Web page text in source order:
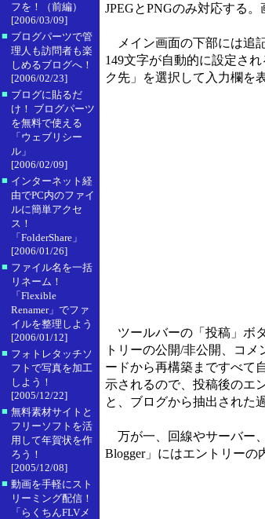
フを！（前編）
[2006/03/09]
■ ブログパーツで管
理人も訪問者も楽
しめるブログへ！
[2006/02/23]
■ ブログに貼るだ
け！ ブログパーツ
を無料で使える
「ウェブリシー
ル」
[2006/02/09]
■ インターネット経
由でPC内のファイ
ルに簡単アクセ
ス！
「FolderShare」
[2006/01/26]
■ ファイル名を一括
リネーム！
「Flexible
Renamer」でファ
イルを整理しよう
[2006/01/12]
■ フォトレタッチソ
フトで写真を加工
しよう！
[2005/12/22]
■ 無料素材サイトと
フリーソフトを活
用して年賀状を作
ろう！
[2005/12/08]
■ 動画を手軽にスト
リーミング配信！
「らくちんFLVメ
JPEGとPNGのみ対応する
メイン画面の下部には追
149文字が自動的に設定さ
ク先」を選択して入力欄を
ツールバーの「投稿」ボ
トリーの公開/非公開、コ
ードから再構築まですべて
示されるので、投稿後のエ
と、ブログから抽出された
万が一、回線やサーバー
Blogger」にはエントリーの